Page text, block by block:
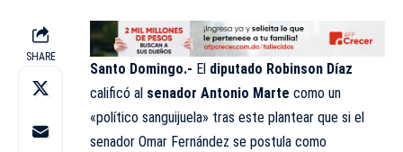
SHARE
Santo Domingo.- El diputado Robinson Díaz
calificó al senador Antonio Marte como un
«político sanguijuela» tras este plantear que si el
senador Omar Fernández se postula como